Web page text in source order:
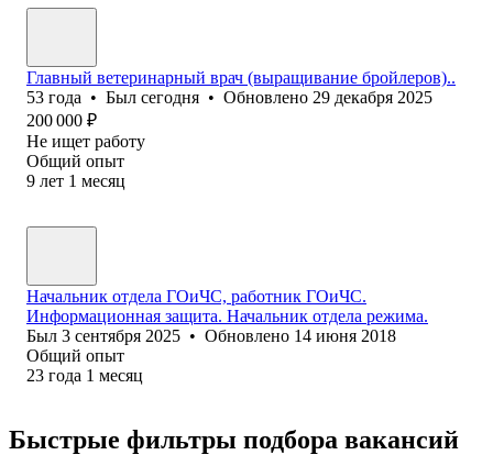
Главный ветеринарный врач (выращивание бройлеров)..
53 года • Был сегодня • Обновлено 29 декабря 2025
200 000 ₽
Не ищет работу
Общий опыт
9 лет 1 месяц
Начальник отдела ГОиЧС, работник ГОиЧС.
Информационная защита. Начальник отдела режима.
Был 3 сентября 2025 • Обновлено 14 июня 2018
Общий опыт
23 года 1 месяц
Быстрые фильтры подбора вакансий